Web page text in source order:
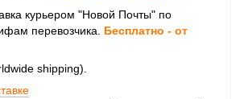
курьером "Новой Почты" по
перевозчика. Бесплатно - от
shipping).